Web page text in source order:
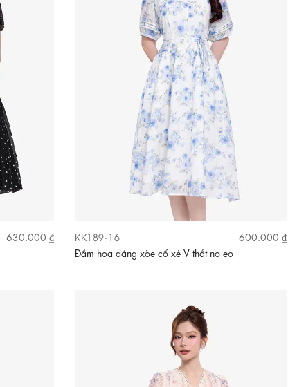
630.000 ₫
KK189-16
600.000 ₫
Đầm hoa dáng xòe cổ xẻ V thắt nơ eo